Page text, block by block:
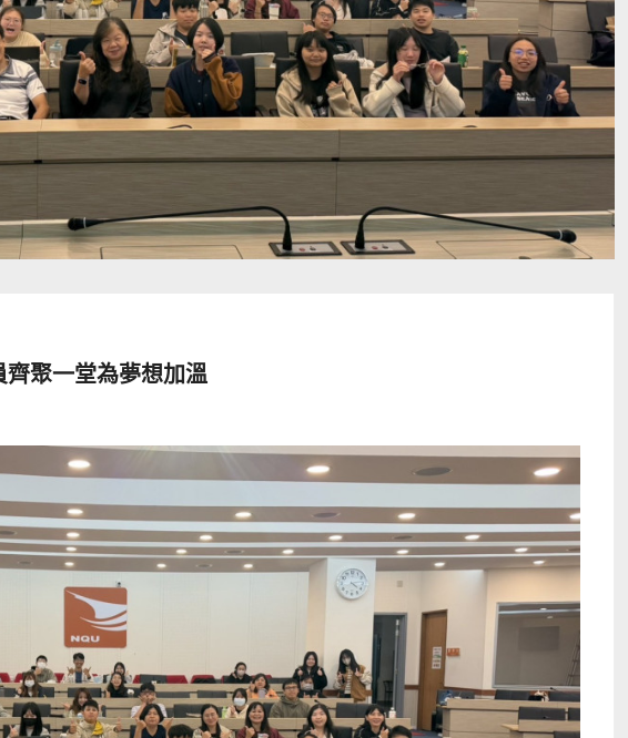
聚一堂為夢想加溫